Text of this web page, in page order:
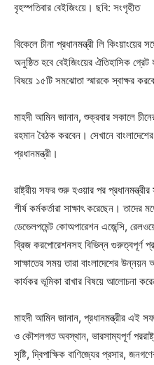
বৃহস্পতিবার বেইজিংয়ে। ছবি: সংগৃহীত
বিকেলে চীনা প্রধানমন্ত্রী লি
অনুষ্ঠিত হবে বেইজিংয়ের ঐতিহাসিক
বিষয়ে ১৫টি সমঝোতা স্মারকে স্বাক্ষর
মাহদী আমিন জানান, শুক্রবার সকালে
রহমান বৈঠক করবেন। সেখানে
প্রধানমন্ত্রী।
রাষ্ট্রীয় সফর শুরু হওয়ার পর
শীর্ষ কর্মকর্তারা সাক্ষাৎ করেছেন। তাদের
ডেভেলপমেন্ট কোঅপারেশন এজেন্সি,
ব্রিজ করপোরেশনসহ বিভিন্ন গুরুত্বপূর্ণ
সাক্ষাতের সময় তারা বাংলাদেশের
কার্যকর ভূমিকা রাখার বিষয়ে আলোচনা
মাহদী আমিন জানান, প্রধানমন্ত্রীর এই
ও কৌশলগত অবস্থান, ভারসাম্যপূর্ণ
সৃষ্টি, দ্বিপাক্ষিক বাণিজ্যের প্রসার,